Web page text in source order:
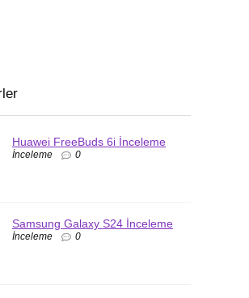
Huawei FreeBuds 6i İnceleme
İnceleme 0
Samsung Galaxy S24 İnceleme
İnceleme 0